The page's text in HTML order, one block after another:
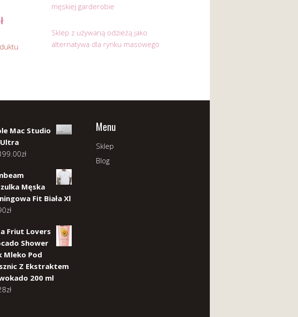
męskiej garderobie
Sklep z używaną odzieżą jako
alternatywa dla rynku masowego
Mac Studio
zł
Męska
Fit Biała Xl
zł
Friut Lovers
Shower
Mleko Pod
Z Ekstraktem
200 ml
zł
Menu
Sklep
Blog